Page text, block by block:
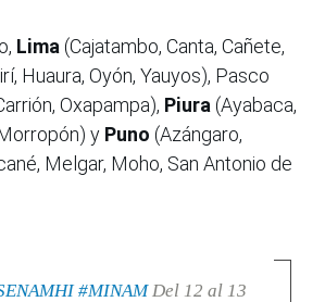
Lima (Cajatambo, Canta, Cañete,
Huaura, Oyón, Yauyos), Pasco
Oxapampa), Piura (Ayabaca,
y Puno (Azángaro,
Melgar, Moho, San Antonio de
#MINAMDel 12 al 13